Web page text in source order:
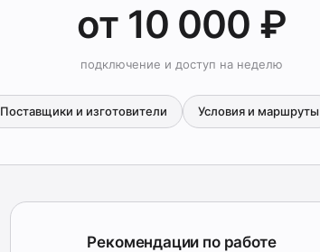
от 10 000 ₽
подключение и доступ на неделю
Поставщики и изготовители Условия и маршруты
Рекомендации по работе